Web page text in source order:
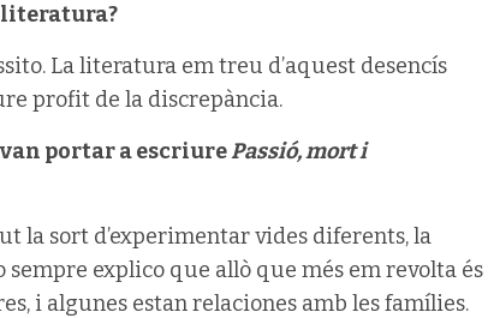
literatura?
La literatura em treu d’aquest desencís
profit de la discrepància.
portar a escriurePassió, mort i
la sort d’experimentar vides diferents, la
sempre explico que allò que més em revolta és
i algunes estan relaciones amb les famílies.